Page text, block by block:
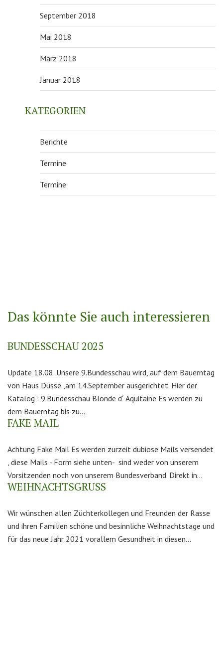
September 2018
Mai 2018
März 2018
Januar 2018
KATEGORIEN
Berichte
Termine
Termine
Das könnte Sie auch interessieren
BUNDESSCHAU 2025
Update 18.08. Unsere 9.Bundesschau wird, auf dem Bauerntag
von Haus Düsse ,am 14.September ausgerichtet. Hier der
Katalog : 9.Bundesschau Blonde d´ Aquitaine Es werden zu
dem Bauerntag bis zu...
FAKE MAIL
Achtung Fake Mail Es werden zurzeit dubiose Mails versendet
, diese Mails - Form siehe unten- sind weder von unserem
Vorsitzenden noch von unserem Bundesverband. Direkt in...
WEIHNACHTSGRUSS
Wir wünschen allen Züchterkollegen und Freunden der Rasse
und ihren Familien schöne und besinnliche Weihnachtstage und
für das neue Jahr 2021 vorallem Gesundheit in diesen...